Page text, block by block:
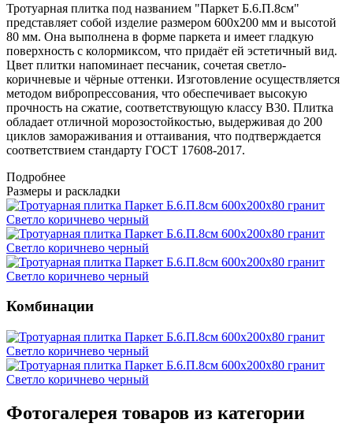
Тротуарная плитка под названием "Паркет Б.6.П.8см"
представляет собой изделие размером 600х200 мм и высотой
80 мм. Она выполнена в форме паркета и имеет гладкую
поверхность с колормиксом, что придаёт ей эстетичный вид.
Цвет плитки напоминает песчаник, сочетая светло-
коричневые и чёрные оттенки. Изготовление осуществляется
методом вибропрессования, что обеспечивает высокую
прочность на сжатие, соответствующую классу B30. Плитка
обладает отличной морозостойкостью, выдерживая до 200
циклов замораживания и оттаивания, что подтверждается
соответствием стандарту ГОСТ 17608-2017.
Подробнее
Размеры и раскладки
Комбинации
Фотогалерея товаров из категории